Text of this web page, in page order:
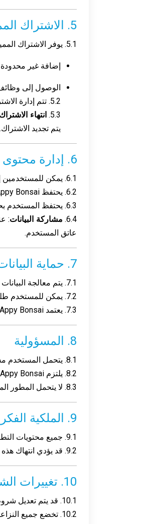
5. الاشتراك المميز
5.1. يوفر الاشتراك المميز المزايا التالية:
إضافة غير محدودة
الوصول إلى
5.2. تتم إدارة الاشتراكات عبر منصات Apple وGoogle Play وتخضع لسياسات الدفع والاسترداد الخاصة بها.
5.3. انتهاء الاشتراك
يتم تجديد الاشتراك.
6. إدارة محتوى المستخدم
6.1. يمكن للمستخدمين إضافة نصوص وصور ومحتويات أخرى. يلتزم المستخدم بالامتثال للقوانين المعمول بها، لا سيما المتعلقة بحقوق الطبع والنشر والخصوصية.
6.2. يحتفظ Appy Bonsai بالحق في إدارة أو حذف أي محتوى يعتبر غير ملائم أو ينتهك الشروط أو يتم الإبلاغ عنه من قبل مستخدمين آخرين.
6.3. يحتفظ المستخدم بحقوق الملكية الفكرية للمحتوى المضاف، مع منح Appy Bonsai ترخيصًا غير حصري لاستخدام المحتوى في سياق التطبيق.
6.4. مشاركة البيانات:
عاتق المستخدم.
7. حماية البيانات
7.1. يتم معالجة البيانات الشخصية التي يتم جمعها وفقًا لسياسة الخصوصية المتوفرة في التطبيق.
7.2. يمكن للمستخدم طلب الوصول إلى بياناته أو تعديلها أو حذفها عن طريق الاتصال بـ
7.3. يعتمد Appy Bonsai تدابير أمان حديثة لمنع الوصول غير المصرح به إلى بيانات المستخدم.
8. المسؤولية
8.1. يتحمل المستخدم مسؤولية أفعاله في التطبيق، بما في ذلك تقديم المحتوى والنتائج المترتبة عليه.
8.2. يلتزم Appy Bonsai بإصلاح الأخطاء والانقطاعات المبلغ عنها في أقرب وقت ممكن، ولكنه لا يضمن تشغيلًا خاليًا تمامًا من الأخطاء.
8.3. لا يتحمل المطور المسؤولية عن الأضرار غير المباشرة الناتجة عن استخدام التطبيق.
9. الملكية الفكرية
9.1. جميع محتويات التطبيق، بما في ذلك الأكواد والنصوص والعناصر المرئية، هي ملكية حصرية لـ Appy Bonsai. يُحظر تمامًا أي استخدام غير مصرح به.
9.2. قد يؤدي انتهاك هذه الحقوق إلى اتخاذ إجراءات قانونية.
10. تغييرات الشروط والنزاعات
10.1. قد يتم تعديل شروط الاستخدام لتعكس التطورات القانونية أو التكنولوجية أو الوظيفية. سيتم إخطار المستخدمين بهذه التغييرات عبر إشعارات.
10.2. تخضع جميع النزاعات المتعلقة باستخدام التطبيق للاختصاص القضائي الحصري للمحاكم الفرنسية.